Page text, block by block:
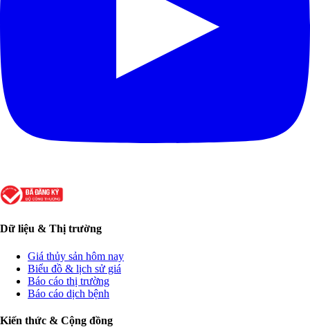
Dữ liệu & Thị trường
Giá thủy sản hôm nay
Biểu đồ & lịch sử giá
Báo cáo thị trường
Báo cáo dịch bệnh
Kiến thức & Cộng đồng